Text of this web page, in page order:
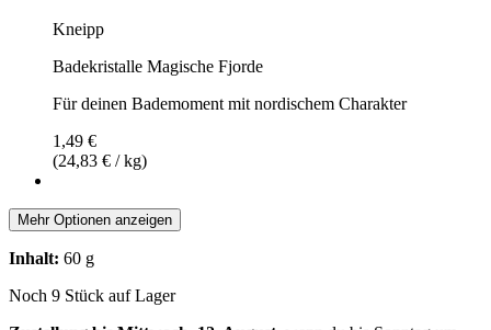
Kneipp
Badekristalle Magische Fjorde
Für deinen Bademoment mit nordischem Charakter
1,49 €
(24,83 € / kg)
Mehr Optionen anzeigen
Inhalt: 60 g
Noch 9 Stück auf Lager